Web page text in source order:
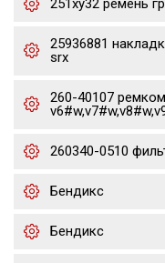
251xy32 ремень
25936881
srx
260-40107
260340-0510
Бендикс
Бендикс